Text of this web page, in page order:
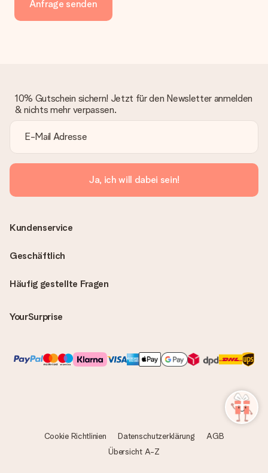
Anfrage senden
10% Gutschein sichern! Jetzt für den Newsletter anmelden
& nichts mehr verpassen.
Ja, ich will dabei sein!
Häufig gestellte Fragen
YourSurprise
Kundenservice
Geschäftlich
Cookie Richtlinien Datenschutzerklärung
AGB
Übersicht A-Z